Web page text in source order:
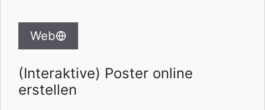
Web
(Interaktive) Poster online
erstellen